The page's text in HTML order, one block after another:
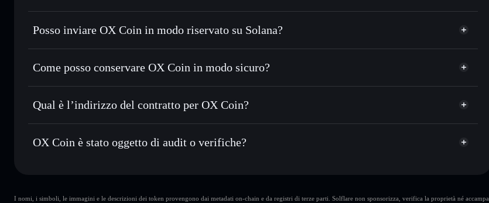
OX Coin
wallet Solflare
Scambiare istantaneamente— scambia OX in SOL, USDC o in migliaia di altri token Solana al prezzo migliore
Usare il DCA— applica la strategia dollar-cost average su OX nel tempo
Inviare in modo riservato— trasferisci OX senza collegare pubblicamente i wallet usando l’Aggregatore di
privacy incorporato di Solflare
esclusivo controllo delle tue chiavi private
Posso inviare OX Coin in modo riservato su Solana?
wallet Solflare Aggregatore di privacy OX Coin
Come posso conservare OX Coin in modo sicuro?
OX Coin wallet non-custodial Solflare
Qual è l’indirizzo del contratto per OX Coin?
OX Coin
3E2z4KX7y457xJqK9RQeJhA29oPdoUvAAD3Ea3zQyuG3
OX Coin è stato oggetto di audit o verifiche?
I nomi, i simboli, le immagini e le descrizioni dei token provengono dai metadati on-chain e da registri di terze parti. Solflare non sponsorizza, verifica la proprietà né accampa